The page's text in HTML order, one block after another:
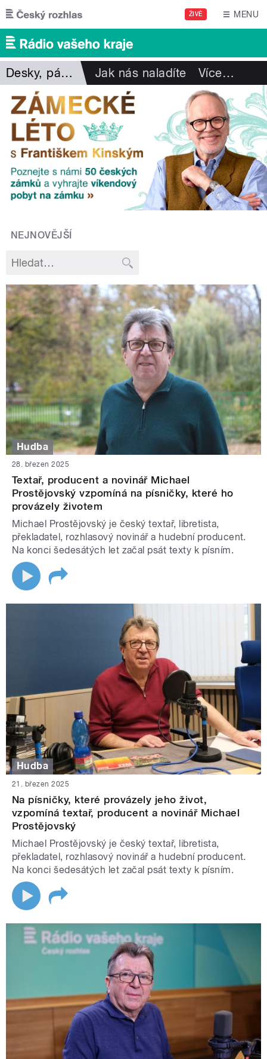
Přejít k hlavnímu obsahu
ŽIVĚ MENU
Desky, pásky, vzpomínky Jak nás naladíte Více…
NEJNOVĚJŠÍ
Hudba
28. březen 2025
Textař, producent a novinář Michael
Prostějovský vzpomíná na písničky, které ho
provázely životem
Michael Prostějovský je český textař, libretista,
překladatel, rozhlasový novinář a hudební producent.
Na konci šedesátých let začal psát texty k písním.
Hudba
21. březen 2025
Na písničky, které provázely jeho život,
vzpomíná textař, producent a novinář Michael
Prostějovský
Michael Prostějovský je český textař, libretista,
překladatel, rozhlasový novinář a hudební producent.
Na konci šedesátých let začal psát texty k písním.